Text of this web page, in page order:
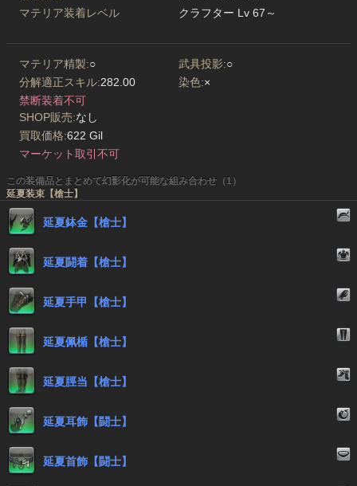
マテリア装着レベル
クラフター Lv 67～
マテリア精製:○ 武具投影:○
分解適正スキル:282.00 染色:×
禁断装着不可
SHOP販売:なし
買取価格:622 Gil
マーケット取引不可
この装備品とまとめて幻影化が可能な組み合わせ（1）
延夏装束【槍士】
延夏鉢金【槍士】
延夏闘着【槍士】
延夏手甲【槍士】
延夏佩楯【槍士】
延夏脛当【槍士】
延夏耳飾【闘士】
延夏首飾【闘士】